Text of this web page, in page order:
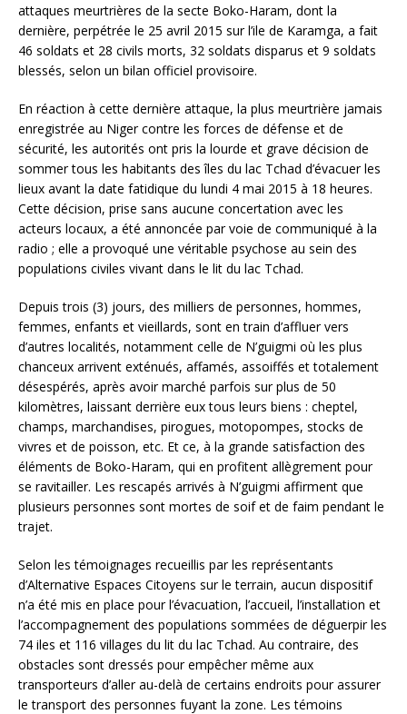
attaques meurtrières de la secte Boko-Haram, dont la
dernière, perpétrée le 25 avril 2015 sur l’ile de Karamga, a fait
46 soldats et 28 civils morts, 32 soldats disparus et 9 soldats
blessés, selon un bilan officiel provisoire.
En réaction à cette dernière attaque, la plus meurtrière jamais
enregistrée au Niger contre les forces de défense et de
sécurité, les autorités ont pris la lourde et grave décision de
sommer tous les habitants des îles du lac Tchad d’évacuer les
lieux avant la date fatidique du lundi 4 mai 2015 à 18 heures.
Cette décision, prise sans aucune concertation avec les
acteurs locaux, a été annoncée par voie de communiqué à la
radio ; elle a provoqué une véritable psychose au sein des
populations civiles vivant dans le lit du lac Tchad.
Depuis trois (3) jours, des milliers de personnes, hommes,
femmes, enfants et vieillards, sont en train d’affluer vers
d’autres localités, notamment celle de N’guigmi où les plus
chanceux arrivent exténués, affamés, assoiffés et totalement
désespérés, après avoir marché parfois sur plus de 50
kilomètres, laissant derrière eux tous leurs biens : cheptel,
champs, marchandises, pirogues, motopompes, stocks de
vivres et de poisson, etc. Et ce, à la grande satisfaction des
éléments de Boko-Haram, qui en profitent allègrement pour
se ravitailler. Les rescapés arrivés à N’guigmi affirment que
plusieurs personnes sont mortes de soif et de faim pendant le
trajet.
Selon les témoignages recueillis par les représentants
d’Alternative Espaces Citoyens sur le terrain, aucun dispositif
n’a été mis en place pour l’évacuation, l’accueil, l’installation et
l’accompagnement des populations sommées de déguerpir les
74 iles et 116 villages du lit du lac Tchad. Au contraire, des
obstacles sont dressés pour empêcher même aux
transporteurs d’aller au-delà de certains endroits pour assurer
le transport des personnes fuyant la zone. Les témoins